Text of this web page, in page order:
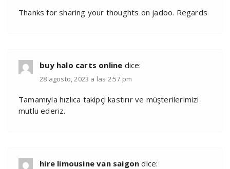
Thanks for sharing your thoughts on jadoo. Regards
buy halo carts online dice:
28 agosto, 2023 a las 2:57 pm
Tamamıyla hızlıca takipçi kastırır ve müşterilerimizi
mutlu ederiz.
hire limousine van saigon dice: